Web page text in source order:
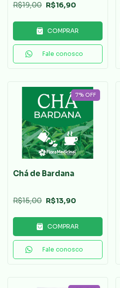
R$19,00 R$16,90
COMPRAR
Fale conosco
7% OFF
Chá de Bardana
R$15,00 R$13,90
COMPRAR
Fale conosco